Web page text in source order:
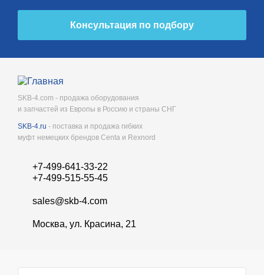
Консультация по подбору
SKB-4.com - продажа оборудования
и запчастей из Европы в Россию и страны СНГ
SKB-4.ru - поставка и продажа гибких
муфт немецких брендов Centa и Rexnord
+7-499-641-33-22
+7-499-515-55-45
sales@skb-4.com
Москва, ул. Красина, 21